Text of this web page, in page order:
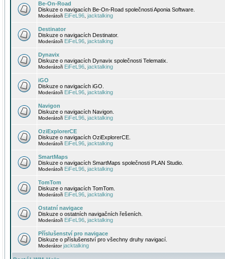
Be-On-Road
Diskuze o navigacích Be-On-Road společnosti Aponia Software.
Moderátoři EiFeL96 jacktalking
Destinator
Diskuze o navigacích Destinator.
Moderátoři EiFeL96 jacktalking
Dynavix
Diskuze o navigacích Dynavix společnosti Telematix.
Moderátoři EiFeL96 jacktalking
iGO
Diskuze o navigacích iGO.
Moderátoři EiFeL96 jacktalking
Navigon
Diskuze o navigacích Navigon.
Moderátoři EiFeL96 jacktalking
OziExplorerCE
Diskuze o navigacích OziExplorerCE.
Moderátoři EiFeL96 jacktalking
SmartMaps
Diskuze o navigacích SmartMaps společnosti PLAN Studio.
Moderátoři EiFeL96 jacktalking
TomTom
Diskuze o navigacích TomTom.
Moderátoři EiFeL96 jacktalking
Ostatní navigace
Diskuze o ostatních navigačních řešeních.
Moderátoři EiFeL96 jacktalking
Příslušenství pro navigace
Diskuze o příslušenství pro všechny druhy navigací.
Moderátorjacktalking